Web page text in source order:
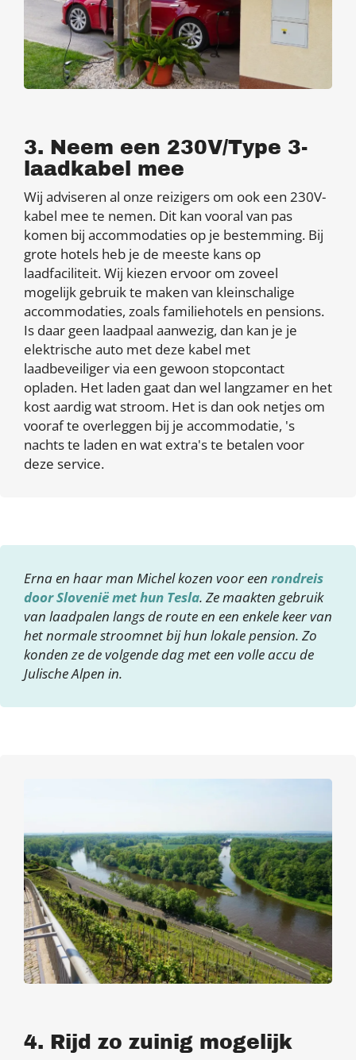
3. Neem een 230V/Type 3-
laadkabel mee
Wij adviseren al onze reizigers om ook een 230V-
kabel mee te nemen. Dit kan vooral van pas
komen bij accommodaties op je bestemming. Bij
grote hotels heb je de meeste kans op
laadfaciliteit. Wij kiezen ervoor om zoveel
mogelijk gebruik te maken van kleinschalige
accommodaties, zoals familiehotels en pensions.
Is daar geen laadpaal aanwezig, dan kan je je
elektrische auto met deze kabel met
laadbeveiliger via een gewoon stopcontact
opladen. Het laden gaat dan wel langzamer en het
kost aardig wat stroom. Het is dan ook netjes om
vooraf te overleggen bij je accommodatie, 's
nachts te laden en wat extra's te betalen voor
deze service.
Erna en haar man Michel kozen voor een rondreis
door Slovenië met hun Tesla. Ze maakten gebruik
van laadpalen langs de route en een enkele keer van
het normale stroomnet bij hun lokale pension. Zo
konden ze de volgende dag met een volle accu de
Julische Alpen in.
4. Rijd zo zuinig mogelijk